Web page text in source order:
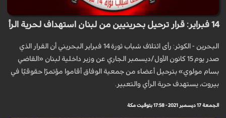
14 فبراير: قرار ترحيل بحرينيين من لبنان استهداف لحرية الرأ
البحرين - الكوثر: رأى ائتلاف شباب ثورة 14 فبراير البحريني أن القرار الذي
صدر يوم 15 كانون الأول/ديسمبر الجاري عن وزير داخلية لبنان «القاضي
بسام مولوي» بترحيل أعضاء من جمعية الوفاق أقاموا مؤتمرًا حقوقيًا في
بيروت، يستهدف حرية الرأي والتعبير.
الجمعة 17 ديسمبر 2021 - 17:58 بتوقيت مكة